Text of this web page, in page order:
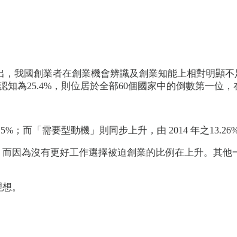
，我國創業者在創業機會辨識及創業知能上相對明顯
為25.4%，則位居於全部60個國家中的倒數第一位
；而「需要型動機」則同步上升，由 2014 年之13.26%
為沒有更好工作選擇被迫創業的比例在上升。其他
。